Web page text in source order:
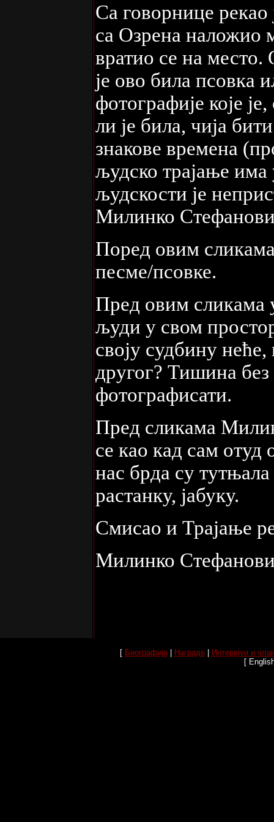
Са говорнице
са Озрена наложио
вратио се на место.
је ово била псовка
фотографије које
ли је била, чија
знакове времена
људско трајање
људскости је
Милинко
Поред овим
песме/псовке.
Пред овим сликама
људи у свом
своју судбину
другог? Тишина без
фотографисати.
Пред сликама
се као кад сам отуд
нас брда су
растанку, јабуку.
Смисао и Трајање
Милинко
[ Биографија| Награде|
Интервјуи и
[